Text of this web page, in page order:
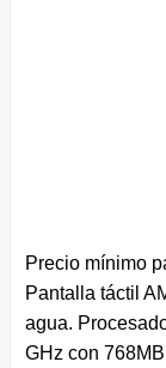
Precio mínimo
Pantalla táctil
agua.
GHz con